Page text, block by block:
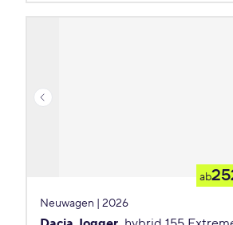
ab
Neuwagen | 2026